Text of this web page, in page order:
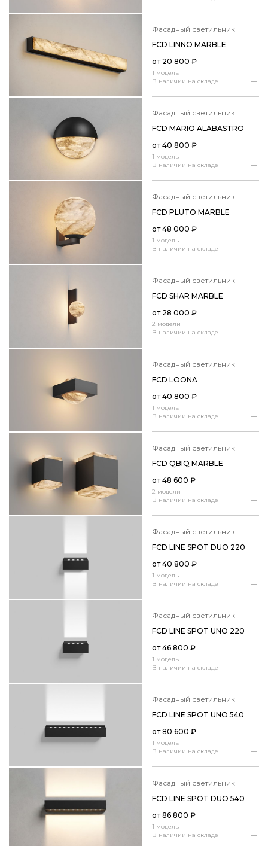
фасадный светильник
1 модель
В наличии на складе
FCD LINNO MARBLE
от 20 800 ₽
фасадный светильник
1 модель
В наличии на складе
FCD MARIO ALABASTRO
от40 800 ₽
фасадный светильник
1 модель
В наличии на складе
FCD PLUTO MARBLE
от48 000 ₽
фасадный светильник
2 модели
В наличии на складе
FCD SHAR MARBLE
от 28 000 ₽
фасадный светильник
1 модель
В наличии на складе
FCD LOONA
от40 800 ₽
фасадный светильник
2 модели
В наличии на складе
FCD QBIQ MARBLE
от48 600 ₽
фасадный светильник
1 модель
В наличии на складе
FCD LINE SPOT DUO 220
от40 800 ₽
фасадный светильник
1 модель
В наличии на складе
FCD LINE SPOT UNO 220
от46 800 ₽
фасадный светильник
1 модель
В наличии на складе
FCD LINE SPOT UNO 540
от80 600 ₽
фасадный светильник
1 модель
В наличии на складе
FCD LINE SPOT DUO 540
от86 800 ₽